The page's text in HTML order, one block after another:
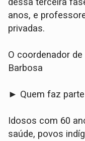
dessa terceira
anos, e
privadas.
O coordenador
Barbosa
► Quem faz
Idosos com 60
saúde, povos